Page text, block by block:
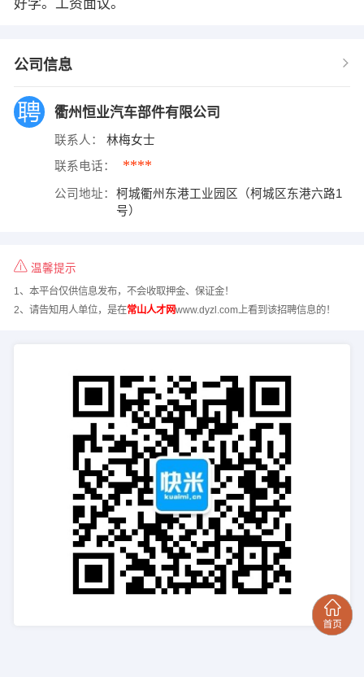
好学。工资面议。
公司信息
衢州恒业汽车部件有限公司
联系人： 林梅女士
联系电话： ****
公司地址：
柯城衢州东港工业园区（柯城区东港六路1
号）
温馨提示
1、本平台仅供信息发布，不会收取押金、保证金！
2、请告知用人单位，是在常山人才网www.dyzl.com上看到该招聘信息的！